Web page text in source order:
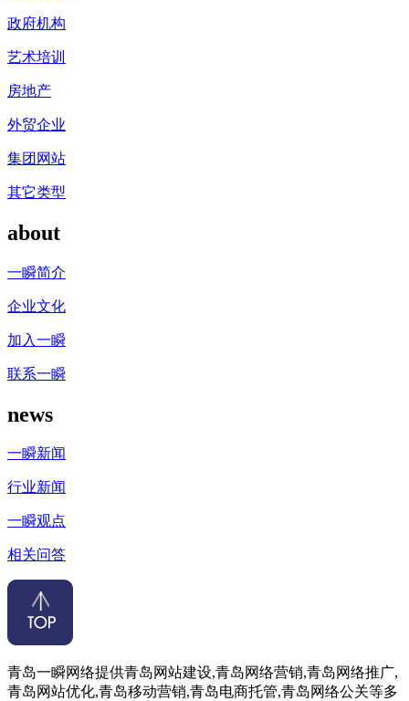
政府机构
艺术培训
房地产
外贸企业
集团网站
其它类型
about
一瞬简介
企业文化
加入一瞬
联系一瞬
news
一瞬新闻
行业新闻
一瞬观点
相关问答
青岛一瞬网络提供青岛网站建设,青岛网络营销,青岛网络推广,
青岛网站优化,青岛移动营销,青岛电商托管,青岛网络公关等多